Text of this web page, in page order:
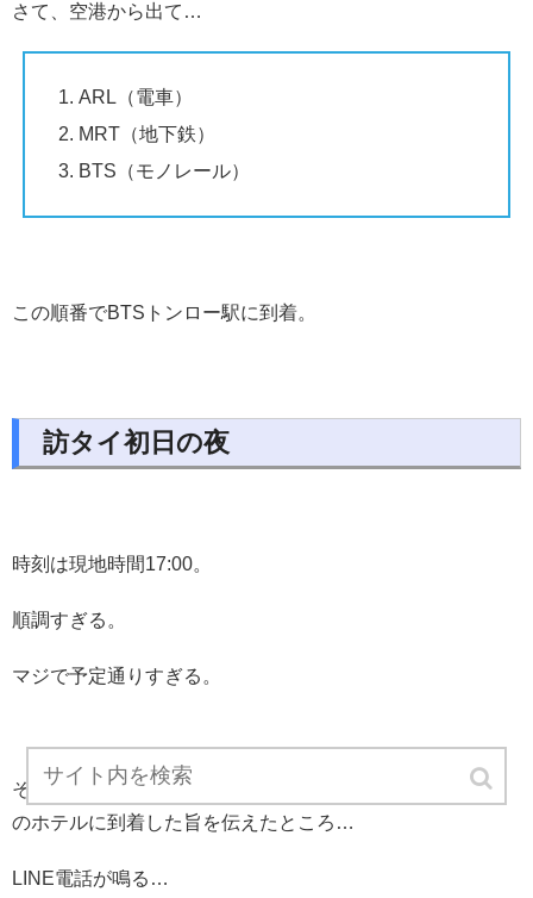
さて、空港から出て…
ARL（電車）
MRT（地下鉄）
BTS（モノレール）
この順番でBTSトンロー駅に到着。
訪タイ初日の夜
時刻は現地時間17:00。
順調すぎる。
マジで予定通りすぎる。
そして、カラオケクラブ嬢（未来の嫁ちゃん）にトンロー
のホテルに到着した旨を伝えたところ…
LINE電話が鳴る…